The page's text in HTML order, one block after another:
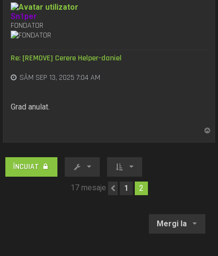
Sn1per
FONDATOR
Re: [REMOVE] Cerere Helper-daniel
SÂM SEP 13, 2025 7:04 AM
Grad anulat.
ÎNCUIAT
17 mesaje Anterior
1 2
Mergi la